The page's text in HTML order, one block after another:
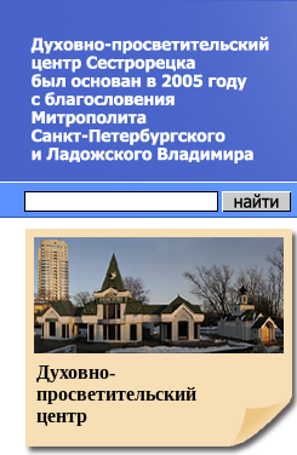
Духовно-
просветительский
центр